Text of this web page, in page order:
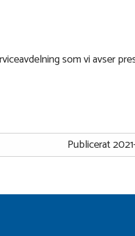
som vi avser
Publicerat